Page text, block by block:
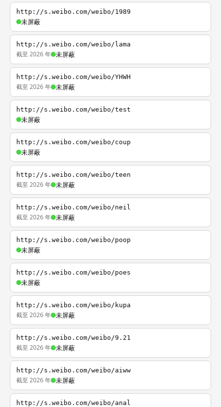
http://s.weibo.com/weibo/1989
未屏蔽
http://s.weibo.com/weibo/lama
截至 2026 年 未屏蔽
http://s.weibo.com/weibo/YHWH
截至 2026 年 未屏蔽
http://s.weibo.com/weibo/test
未屏蔽
http://s.weibo.com/weibo/coup
未屏蔽
http://s.weibo.com/weibo/teen
截至 2026 年 未屏蔽
http://s.weibo.com/weibo/neil
截至 2026 年 未屏蔽
http://s.weibo.com/weibo/poop
未屏蔽
http://s.weibo.com/weibo/poes
未屏蔽
http://s.weibo.com/weibo/kupa
截至 2026 年 未屏蔽
http://s.weibo.com/weibo/9.21
截至 2026 年 未屏蔽
http://s.weibo.com/weibo/aiww
截至 2026 年 未屏蔽
http://s.weibo.com/weibo/anal